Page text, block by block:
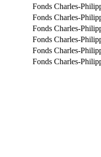
Fonds Charles-
Fonds Charles-
Fonds Charles-
Fonds Charles-
Fonds Charles-
Fonds Charles-